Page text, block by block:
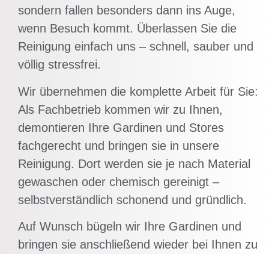
sondern fallen besonders dann ins Auge,
wenn Besuch kommt. Überlassen Sie die
Reinigung einfach uns – schnell, sauber und
völlig stressfrei.
Wir übernehmen die komplette Arbeit für Sie:
Als Fachbetrieb kommen wir zu Ihnen,
demontieren Ihre Gardinen und Stores
fachgerecht und bringen sie in unsere
Reinigung. Dort werden sie je nach Material
gewaschen oder chemisch gereinigt –
selbstverständlich schonend und gründlich.
Auf Wunsch bügeln wir Ihre Gardinen und
bringen sie anschließend wieder bei Ihnen zu